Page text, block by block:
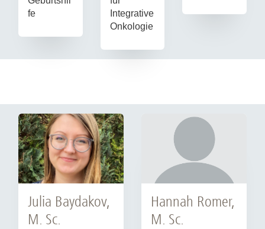
fe
Integrative
Onkologie
Julia Baydakov,
M. Sc.
Hannah Romer,
M. Sc.